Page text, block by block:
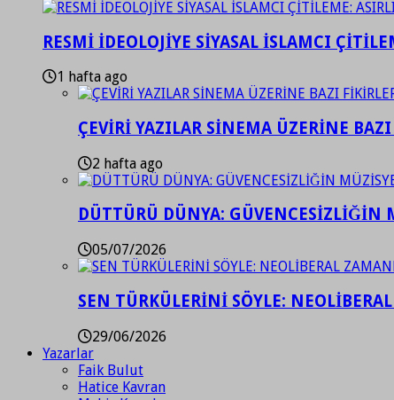
RESMİ İDEOLOJİYE SİYASAL İSLAMCI
1 hafta ago
ÇEVİRİ YAZILAR SİNEMA ÜZERİNE
2 hafta ago
DÜTTÜRÜ DÜNYA: GÜVENCESİZLİĞİN
05/07/2026
SEN TÜRKÜLERİNİ SÖYLE:
29/06/2026
Yazarlar
Faik Bulut
Hatice Kavran